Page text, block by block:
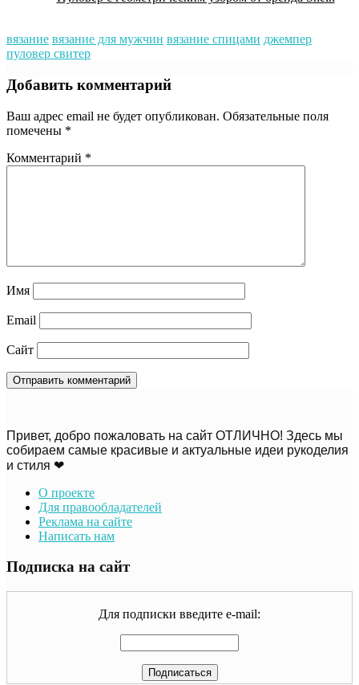
вязание вязание для мужчин вязание спицами джемпер
пуловер свитер
Добавить комментарий
Ваш адрес email не будет опубликован. Обязательные поля
помечены *
Комментарий *
Имя
Email
Сайт
Привет, добро пожаловать на сайт ОТЛИЧНО! Здесь мы
собираем самые красивые и актуальные идеи рукоделия
и стиля ❤
О проекте
Для правообладателей
Реклама на сайте
Написать нам
Подписка на сайт
Для подписки введите e-mail: